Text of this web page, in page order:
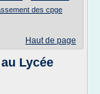
des cpge
Haut de page
Lycée